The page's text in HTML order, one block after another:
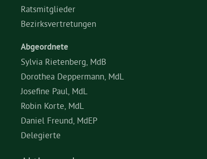
Ratsmitglieder
Bezirksvertretungen
Abgeordnete
Sylvia Rietenberg, MdB
Dorothea Deppermann, MdL
Josefine Paul, MdL
Robin Korte, MdL
Daniel Freund, MdEP
Delegierte